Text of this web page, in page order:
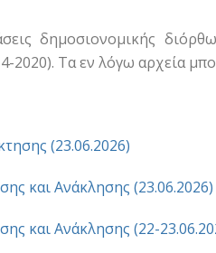
δημοσιονομικής
2020). Τα εν λόγω αρχεία
(23.06.2026)
και Ανάκλησης (23.06.2026)
και Ανάκλησης (22-